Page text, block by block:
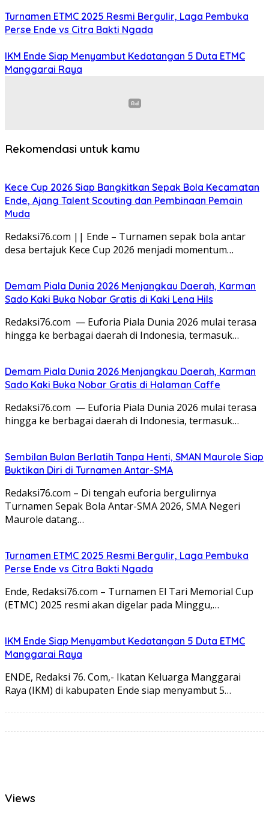
Turnamen ETMC 2025 Resmi Bergulir, Laga Pembuka
Perse Ende vs Citra Bakti Ngada
IKM Ende Siap Menyambut Kedatangan 5 Duta ETMC
Manggarai Raya
Rekomendasi untuk kamu
Kece Cup 2026 Siap Bangkitkan Sepak Bola Kecamatan
Ende, Ajang Talent Scouting dan Pembinaan Pemain
Muda
Redaksi76.com || Ende – Turnamen sepak bola antar
desa bertajuk Kece Cup 2026 menjadi momentum…
Demam Piala Dunia 2026 Menjangkau Daerah, Karman
Sado Kaki Buka Nobar Gratis di Kaki Lena Hils
Redaksi76.com — Euforia Piala Dunia 2026 mulai terasa
hingga ke berbagai daerah di Indonesia, termasuk…
Demam Piala Dunia 2026 Menjangkau Daerah, Karman
Sado Kaki Buka Nobar Gratis di Halaman Caffe
Redaksi76.com — Euforia Piala Dunia 2026 mulai terasa
hingga ke berbagai daerah di Indonesia, termasuk…
Sembilan Bulan Berlatih Tanpa Henti, SMAN Maurole Siap
Buktikan Diri di Turnamen Antar-SMA
Redaksi76.com – Di tengah euforia bergulirnya
Turnamen Sepak Bola Antar-SMA 2026, SMA Negeri
Maurole datang…
Turnamen ETMC 2025 Resmi Bergulir, Laga Pembuka
Perse Ende vs Citra Bakti Ngada
Ende, Redaksi76.com – Turnamen El Tari Memorial Cup
(ETMC) 2025 resmi akan digelar pada Minggu,…
IKM Ende Siap Menyambut Kedatangan 5 Duta ETMC
Manggarai Raya
ENDE, Redaksi 76. Com,- Ikatan Keluarga Manggarai
Raya (IKM) di kabupaten Ende siap menyambut 5…
Views